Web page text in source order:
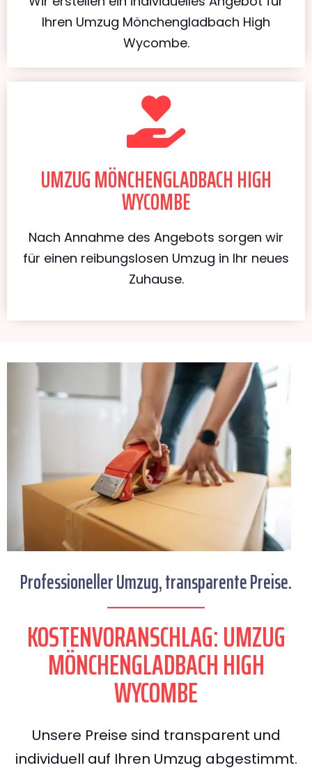
Ihren Umzug Mönchengladbach High
Wycombe.
UMZUG MÖNCHENGLADBACH HIGH
WYCOMBE
Nach Annahme des Angebots sorgen wir
für einen reibungslosen Umzug in Ihr neues
Zuhause.
Professioneller Umzug, transparente Preise.
KOSTENVORANSCHLAG: UMZUG
MÖNCHENGLADBACH HIGH
WYCOMBE
Unsere Preise sind transparent und
individuell auf Ihren Umzug abgestimmt.